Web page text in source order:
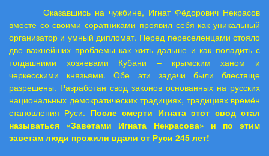
Оказавшись на чужбине, Игнат Фёдорович Некрасов
вместе со своими соратниками проявил себя как уникальный
организатор и умный дипломат. Перед переселенцами стояло
две важнейших проблемы как жить дальше и как поладить с
тогдашними хозяевами Кубани – крымским ханом и
черкесскими князьями. Обе эти задачи были блестяще
разрешены. Разработан свод законов основанных на русских
национальных демократических традициях, традициях времён
становления Руси. После смерти Игната этот свод стал
называться «Заветами Игната Некрасова» и по этим
заветам люди прожили вдали от Руси 245 лет!